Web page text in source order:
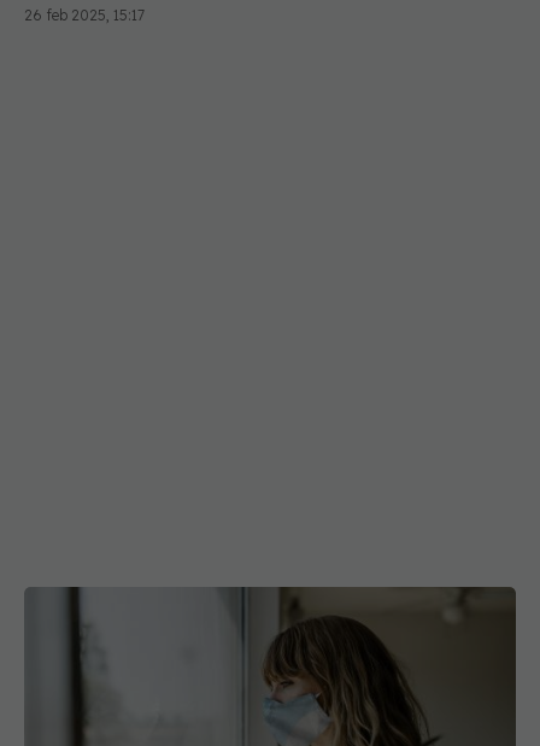
26 feb 2025, 15:17